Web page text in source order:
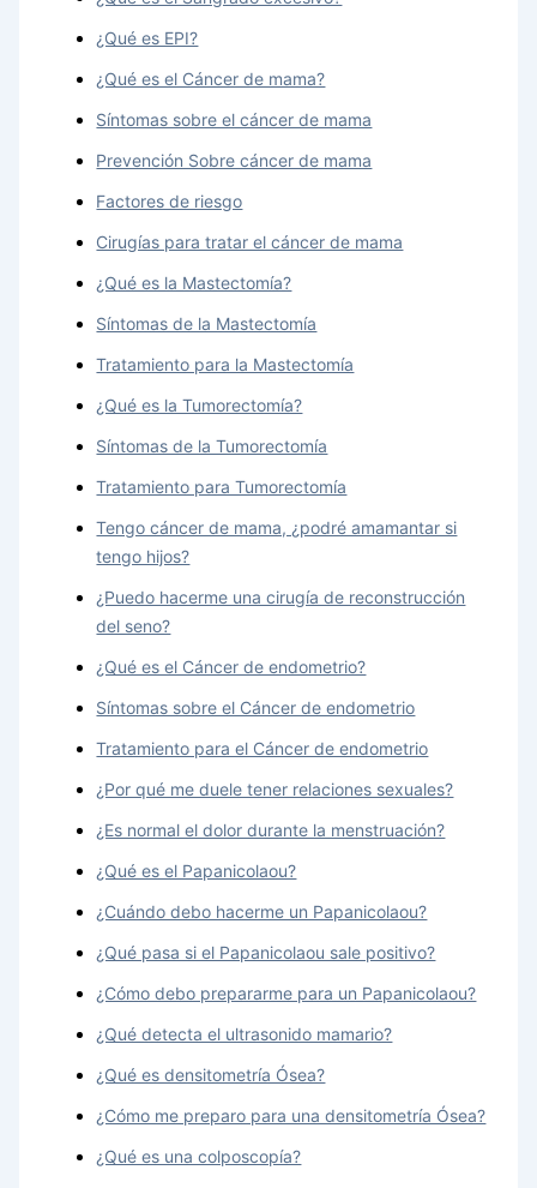
¿Qué es EPI?
¿Qué es el Cáncer de mama?
Síntomas sobre el cáncer de mama
Prevención Sobre cáncer de mama
Factores de riesgo
Cirugías para tratar el cáncer de mama
¿Qué es la Mastectomía?
Síntomas de la Mastectomía
Tratamiento para la Mastectomía
¿Qué es la Tumorectomía?
Síntomas de la Tumorectomía
Tratamiento para Tumorectomía
Tengo cáncer de mama, ¿podré amamantar si
tengo hijos?
¿Puedo hacerme una cirugía de reconstrucción
del seno?
¿Qué es el Cáncer de endometrio?
Síntomas sobre el Cáncer de endometrio
Tratamiento para el Cáncer de endometrio
¿Por qué me duele tener relaciones sexuales?
¿Es normal el dolor durante la menstruación?
¿Qué es el Papanicolaou?
¿Cuándo debo hacerme un Papanicolaou?
¿Qué pasa si el Papanicolaou sale positivo?
¿Cómo debo prepararme para un Papanicolaou?
¿Qué detecta el ultrasonido mamario?
¿Qué es densitometría Ósea?
¿Cómo me preparo para una densitometría Ósea?
¿Qué es una colposcopía?